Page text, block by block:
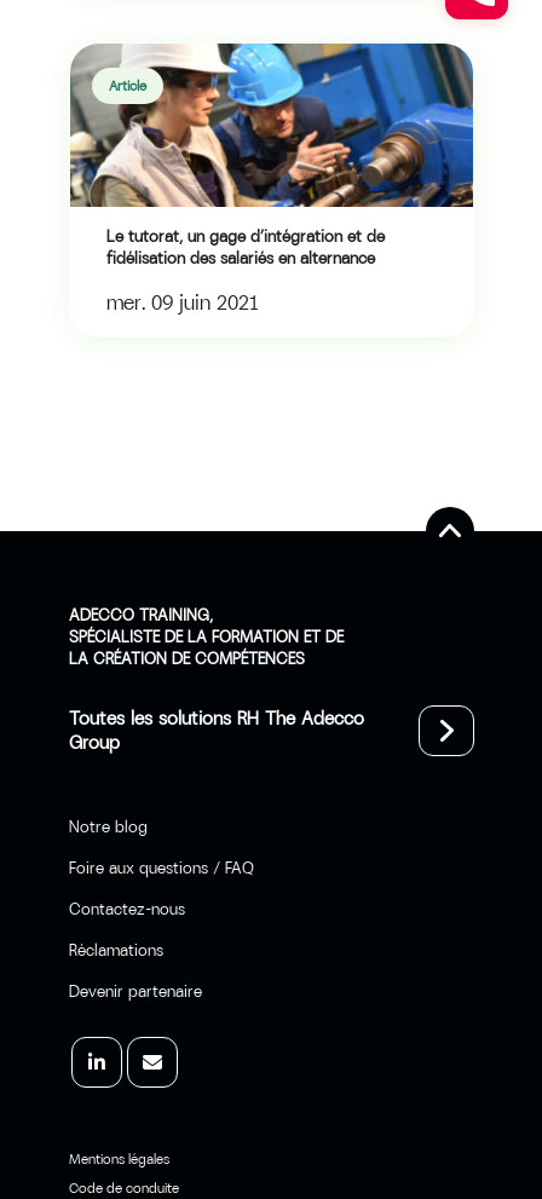
Article
Le tutorat, un gage d’intégration et de
fidélisation des salariés en alternance
mer. 09 juin 2021
ADECCO TRAINING,
SPÉCIALISTE DE LA FORMATION ET DE
LA CRÉATION DE COMPÉTENCES
Toutes les solutions RH The Adecco
Group
Notre blog
Foire aux questions / FAQ
Contactez-nous
Réclamations
Devenir partenaire
Mentions légales
Code de conduite